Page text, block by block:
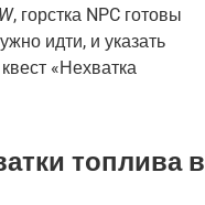
, горстка NPC готовы
идти, и указать
«Нехватка
топлива в